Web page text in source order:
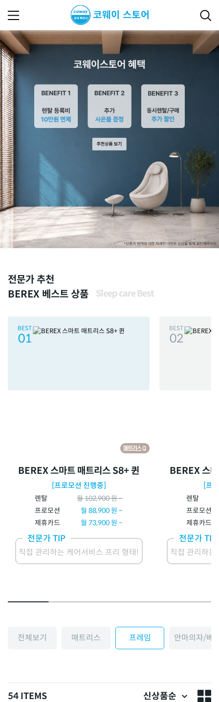
전문가 추천
BEREX 베스트 상품
Sleep care Best
BEST
01
BEREX 스마트 매트리스 S8+ 퀸
[프로모션 진행중]
렌탈 월102,900원 ~
프로모션
월88,900원 ~
제휴카드
월 73,900원 ~
전문가 TIP
직접 관리하는 케어서비스 프리 형태!
BEST
02
BEREX 스
[프
렌탈
프로모션
제휴카드
전문가 TIP
직접 관리하
전체보기 매트리스 프레임 안마의자/베
54 ITEMS 신상품순